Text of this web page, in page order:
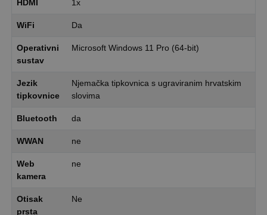
HDMI 1x
WiFi Da
Operativni
sustav
Microsoft Windows 11 Pro (64-bit)
Jezik
tipkovnice
Njemačka tipkovnica s ugraviranim hrvatskim
slovima
Bluetooth da
WWAN ne
Web
kamera
ne
Otisak
prsta
Ne